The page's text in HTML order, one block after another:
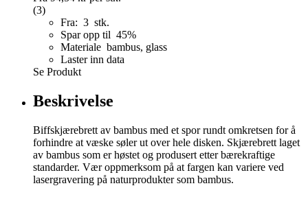
(3)
Fra: 3 stk.
Spar opp til 45%
Materiale bambus, glass
Laster inn data
Se Produkt
Beskrivelse
Biffskjærebrett av bambus med et spor rundt omkretsen for å
forhindre at væske søler ut over hele disken. Skjærebrett laget
av bambus som er høstet og produsert etter bærekraftige
standarder. Vær oppmerksom på at fargen kan variere ved
lasergravering på naturprodukter som bambus.